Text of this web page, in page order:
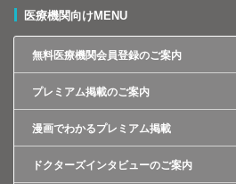
医療機関向けMENU
無料医療機関会員登録のご案内
プレミアム掲載のご案内
漫画でわかるプレミアム掲載
ドクターズインタビューのご案内